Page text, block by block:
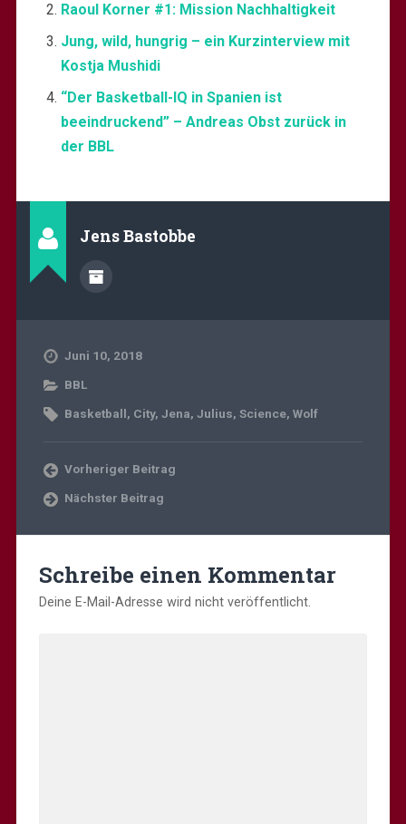
Raoul Korner #1: Mission Nachhaltigkeit
Jung, wild, hungrig – ein Kurzinterview mit
Kostja Mushidi
“Der Basketball-IQ in Spanien ist
beeindruckend” – Andreas Obst zurück in
der BBL
Jens Bastobbe
Juni 10, 2018
BBL
Basketball, City, Jena, Julius, Science, Wolf
Vorheriger Beitrag
Nächster Beitrag
Schreibe einen Kommentar
Deine E-Mail-Adresse wird nicht veröffentlicht.